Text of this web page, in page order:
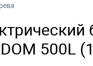
500L